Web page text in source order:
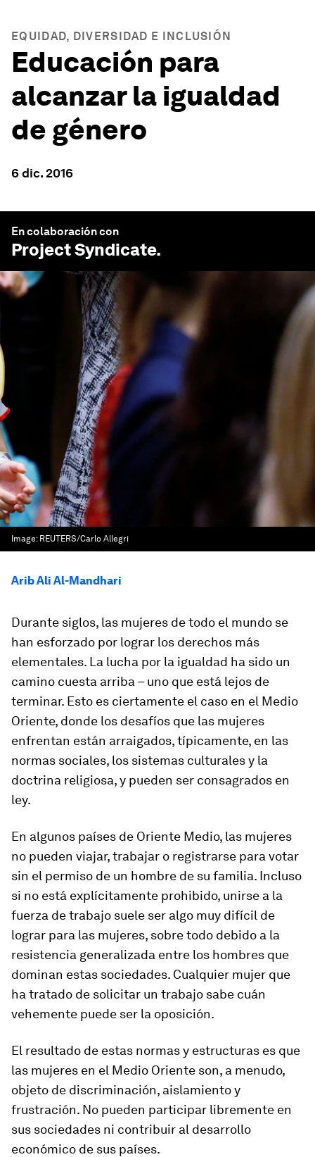
EQUIDAD, DIVERSIDAD E INCLUSIÓN
Educación para
alcanzar la igualdad
de género
6 dic. 2016
En colaboración con
Project Syndicate.
Image: REUTERS/Carlo Allegri
Arib Ali Al-Mandhari
Durante siglos, las mujeres de todo el mundo se
han esforzado por lograr los derechos más
elementales. La lucha por la igualdad ha sido un
camino cuesta arriba – uno que está lejos de
terminar. Esto es ciertamente el caso en el Medio
Oriente, donde los desafíos que las mujeres
enfrentan están arraigados, típicamente, en las
normas sociales, los sistemas culturales y la
doctrina religiosa, y pueden ser consagrados en
ley.
En algunos países de Oriente Medio, las mujeres
no pueden viajar, trabajar o registrarse para votar
sin el permiso de un hombre de su familia. Incluso
si no está explícitamente prohibido, unirse a la
fuerza de trabajo suele ser algo muy difícil de
lograr para las mujeres, sobre todo debido a la
resistencia generalizada entre los hombres que
dominan estas sociedades. Cualquier mujer que
ha tratado de solicitar un trabajo sabe cuán
vehemente puede ser la oposición.
El resultado de estas normas y estructuras es que
las mujeres en el Medio Oriente son, a menudo,
objeto de discriminación, aislamiento y
frustración. No pueden participar libremente en
sus sociedades ni contribuir al desarrollo
económico de sus países.